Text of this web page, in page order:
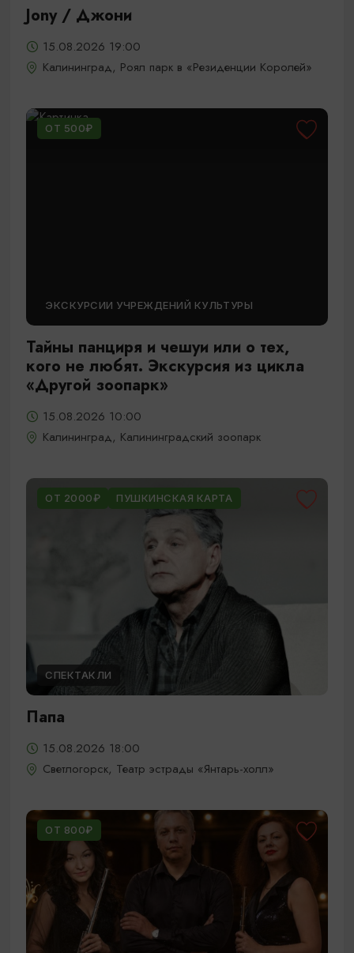
Jony / Джони
15.08.2026 19:00
Калининград, Роял парк в «Резиденции Королей»
ОТ 500₽
ЭКСКУРСИИ УЧРЕЖДЕНИЙ КУЛЬТУРЫ
Тайны панциря и чешуи или о тех,
кого не любят. Экскурсия из цикла
«Другой зоопарк»
15.08.2026 10:00
Калининград, Калининградский зоопарк
ОТ 2000₽ ПУШКИНСКАЯ КАРТА
СПЕКТАКЛИ
Папа
15.08.2026 18:00
Светлогорск, Театр эстрады «Янтарь-холл»
ОТ 800₽